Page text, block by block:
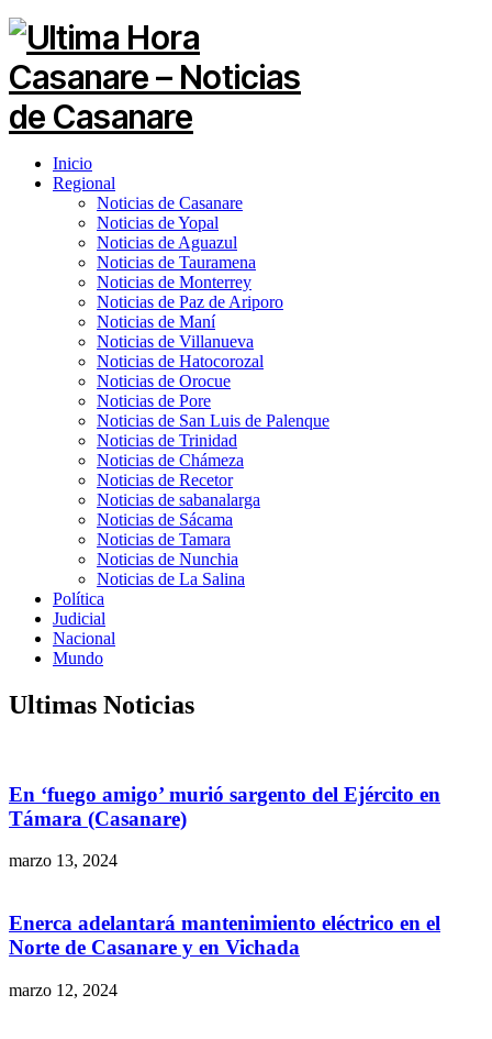
Inicio
Regional
Noticias de Casanare
Noticias de Yopal
Noticias de Aguazul
Noticias de Tauramena
Noticias de Monterrey
Noticias de Paz de Ariporo
Noticias de Maní
Noticias de Villanueva
Noticias de Hatocorozal
Noticias de Orocue
Noticias de Pore
Noticias de San Luis de Palenque
Noticias de Trinidad
Noticias de Chámeza
Noticias de Recetor
Noticias de sabanalarga
Noticias de Sácama
Noticias de Tamara
Noticias de Nunchia
Noticias de La Salina
Política
Judicial
Nacional
Mundo
Ultimas Noticias
En ‘fuego amigo’ murió sargento del Ejército en
Támara (Casanare)
marzo 13, 2024
Enerca adelantará mantenimiento eléctrico en el
Norte de Casanare y en Vichada
marzo 12, 2024